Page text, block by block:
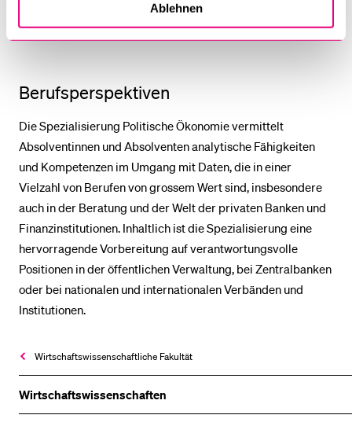
Ablehnen
Wirtschafts­wissenschaftliche Fakultät
Wirtschafts­wissenschaften
Monetary Economics
Berufsperspektiven
Die Spezialisierung Politische Ökonomie vermittelt
Absolventinnen und Absolventen analytische Fähigkeiten
und Kompetenzen im Umgang mit Daten, die in einer
Vielzahl von Berufen von grossem Wert sind, insbesondere
auch in der Beratung und der Welt der privaten Banken und
Finanzinstitutionen. Inhaltlich ist die Spezialisierung eine
hervorragende Vorbereitung auf verantwortungsvolle
Positionen in der öffentlichen Verwaltung, bei Zentralbanken
oder bei nationalen und internationalen Verbänden und
Institutionen.